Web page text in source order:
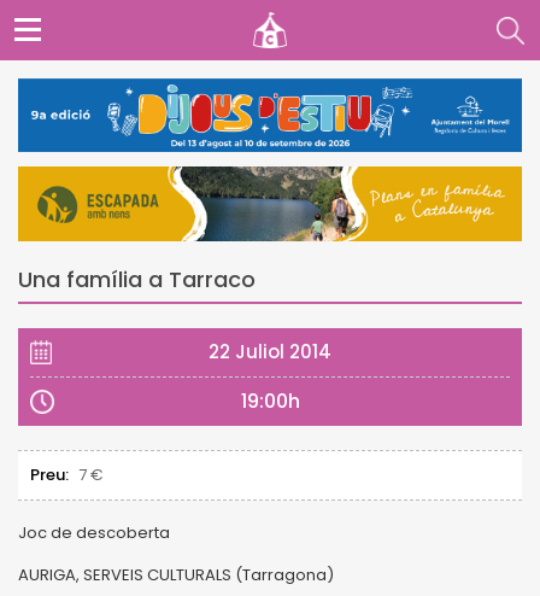
Una família a Tarraco
22 Juliol 2014
19:00h
Preu: 7 €
Joc de descoberta
AURIGA, SERVEIS CULTURALS (Tarragona)